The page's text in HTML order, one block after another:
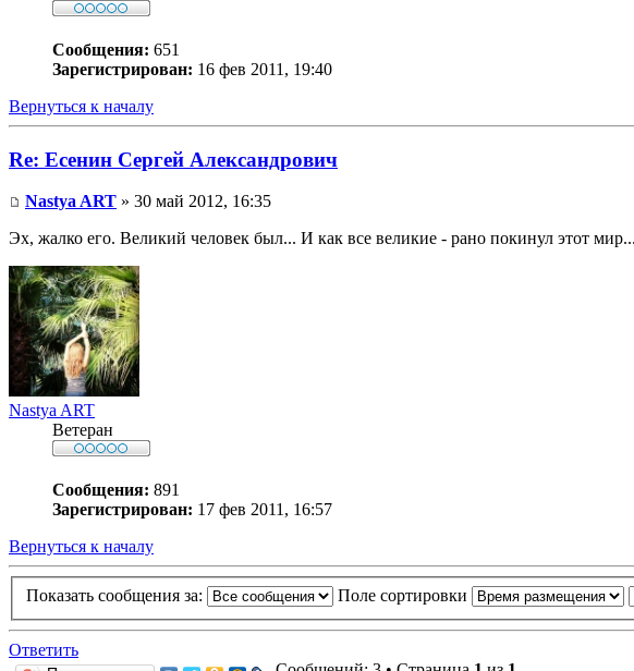
Сообщения: 651
Зарегистрирован: 16 фев 2011, 19:40
Вернуться к началу
Re: Есенин Сергей Александрович
Nastya ART » 30 май 2012, 16:35
Эх, жалко его. Великий человек был... И как все великие - рано покинул этот мир...
Nastya ART
Ветеран
Сообщения: 891
Зарегистрирован: 17 фев 2011, 16:57
Вернуться к началу
Показать сообщения за: Поле сортировки
Ответить